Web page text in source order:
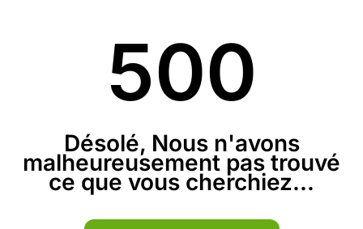
500
Désolé, Nous n'avons
malheureusement pas trouvé
ce que vous cherchiez...